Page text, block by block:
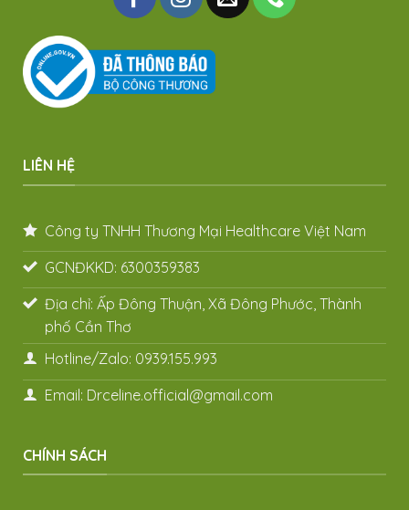
LIÊN HỆ
Công ty TNHH Thương Mại Healthcare Việt Nam
GCNĐKKD: 6300359383
Địa chỉ: Ấp Đông Thuận, Xã Đông Phước, Thành
phố Cần Thơ
Hotline/Zalo: 0939.155.993
Email: Drceline.official@gmail.com
CHÍNH SÁCH